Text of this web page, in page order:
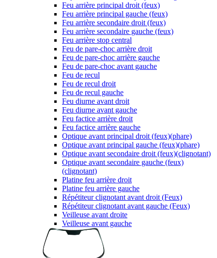
Feu arrière principal droit (feux)
Feu arrière principal gauche (feux)
Feu arrière secondaire droit (feux)
Feu arrière secondaire gauche (feux)
Feu arrière stop central
Feu de pare-choc arrière droit
Feu de pare-choc arrière gauche
Feu de pare-choc avant gauche
Feu de recul
Feu de recul droit
Feu de recul gauche
Feu diurne avant droit
Feu diurne avant gauche
Feu factice arrière droit
Feu factice arrière gauche
Optique avant principal droit (feux)(phare)
Optique avant principal gauche (feux)(phare)
Optique avant secondaire droit (feux)(clignotant)
Optique avant secondaire gauche (feux)
(clignotant)
Platine feu arrière droit
Platine feu arrière gauche
Répétiteur clignotant avant droit (Feux)
Répétiteur clignotant avant gauche (Feux)
Veilleuse avant droite
Veilleuse avant gauche